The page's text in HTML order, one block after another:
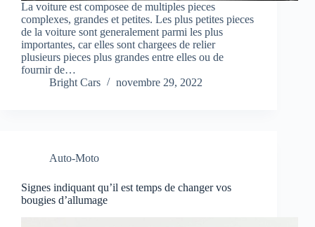
La voiture est composee de multiples pieces
complexes, grandes et petites. Les plus petites pieces
de la voiture sont generalement parmi les plus
importantes, car elles sont chargees de relier
plusieurs pieces plus grandes entre elles ou de
fournir de…
Bright Cars
novembre 29, 2022
Auto-Moto
Signes indiquant qu’il est temps de changer vos
bougies d’allumage